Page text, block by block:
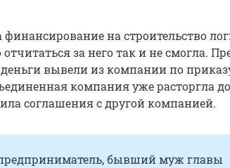
на строительство
за него так и не смогла.
вывели из компании по
компания уже расторгла
соглашения с другой компанией.
бывший муж главы